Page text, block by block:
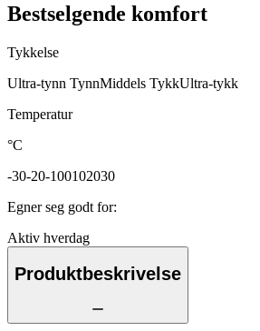
Bestselgende komfort
Tykkelse
Ultra-tynn TynnMiddels TykkUltra-tykk
Temperatur
°C
-30-20-100102030
Egner seg godt for:
Aktiv hverdag
Produktbeskrivelse